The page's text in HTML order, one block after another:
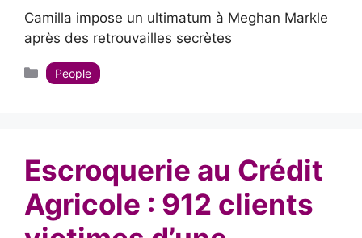
Camilla impose un ultimatum à Meghan Markle
après des retrouvailles secrètes
Catégories
People
Escroquerie au Crédit
Agricole : 912 clients